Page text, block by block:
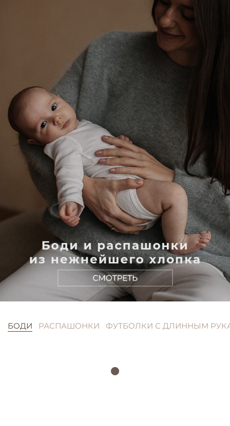
БОДИ РАСПАШОНКИ ФУТБОЛКИ С ДЛИННЫМ